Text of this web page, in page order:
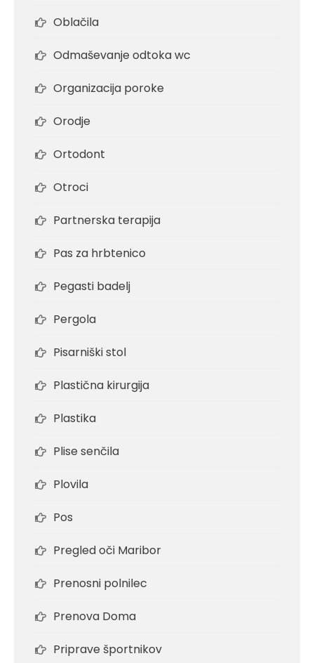
Oblačila
Odmaševanje odtoka wc
Organizacija poroke
Orodje
Ortodont
Otroci
Partnerska terapija
Pas za hrbtenico
Pegasti badelj
Pergola
Pisarniški stol
Plastična kirurgija
Plastika
Plise senčila
Plovila
Pos
Pregled oči Maribor
Prenosni polnilec
Prenova Doma
Priprave športnikov